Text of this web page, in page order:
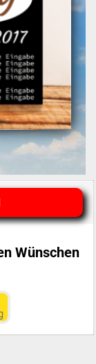
Wünschen